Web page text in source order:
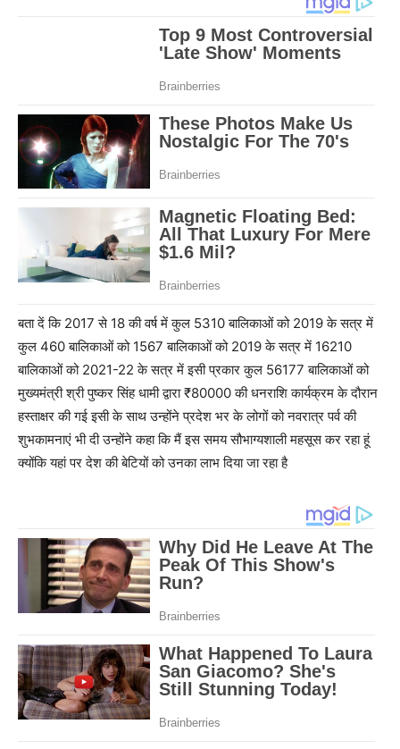
बता दें कि 2017 से 18 की वर्ष में कुल 5310 बालिकाओं को 2019 के सत्र में
कुल 460 बालिकाओं को 1567 बालिकाओं को 2019 के सत्र में 16210
बालिकाओं को 2021-22 के सत्र में इसी प्रकार कुल 56177 बालिकाओं को
मुख्यमंत्री श्री पुष्कर सिंह धामी द्वारा ₹80000 की धनराशि कार्यक्रम के दौरान
हस्ताक्षर की गई इसी के साथ उन्होंने प्रदेश भर के लोगों को नवरात्र पर्व की
शुभकामनाएं भी दी उन्होंने कहा कि मैं इस समय सौभाग्यशाली महसूस कर रहा हूं
क्योंकि यहां पर देश की बेटियों को उनका लाभ दिया जा रहा है